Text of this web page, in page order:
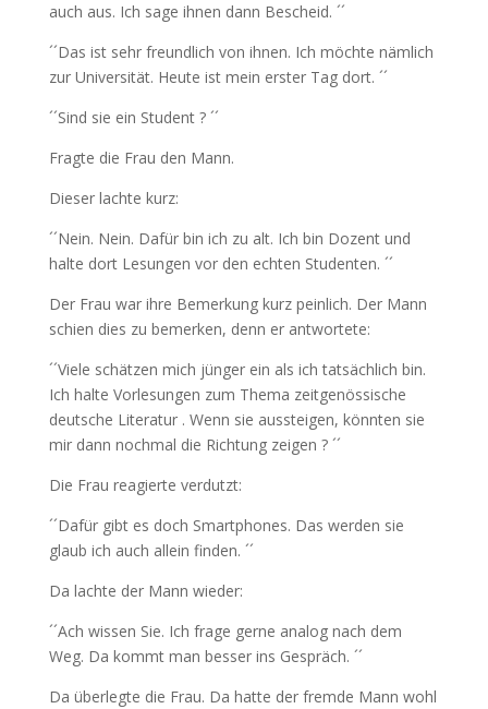
auch aus. Ich sage ihnen dann Bescheid. ´´
´´Das ist sehr freundlich von ihnen. Ich möchte nämlich
zur Universität. Heute ist mein erster Tag dort. ´´
´´Sind sie ein Student ? ´´
Fragte die Frau den Mann.
Dieser lachte kurz:
´´Nein. Nein. Dafür bin ich zu alt. Ich bin Dozent und
halte dort Lesungen vor den echten Studenten. ´´
Der Frau war ihre Bemerkung kurz peinlich. Der Mann
schien dies zu bemerken, denn er antwortete:
´´Viele schätzen mich jünger ein als ich tatsächlich bin.
Ich halte Vorlesungen zum Thema zeitgenössische
deutsche Literatur . Wenn sie aussteigen, könnten sie
mir dann nochmal die Richtung zeigen ? ´´
Die Frau reagierte verdutzt:
´´Dafür gibt es doch Smartphones. Das werden sie
glaub ich auch allein finden. ´´
Da lachte der Mann wieder:
´´Ach wissen Sie. Ich frage gerne analog nach dem
Weg. Da kommt man besser ins Gespräch. ´´
Da überlegte die Frau. Da hatte der fremde Mann wohl